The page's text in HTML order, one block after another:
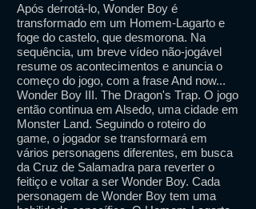
Após derrotá-lo, Wonder Boy é
transformado em um Homem-Lagarto e
foge do castelo, que desmorona. Na
sequência, um breve vídeo não-jogável
resume os acontecimentos e anuncia o
começo do jogo, com a frase And now...
Wonder Boy III. The Dragon's Trap. O jogo
então continua em Alsedo, uma cidade em
Monster Land. Seguindo o roteiro do
game, o jogador se transformará em
vários personagens diferentes, em busca
da Cruz de Salamadra para reverter o
feitiço e voltar a ser Wonder Boy. Cada
personagem de Wonder Boy tem uma